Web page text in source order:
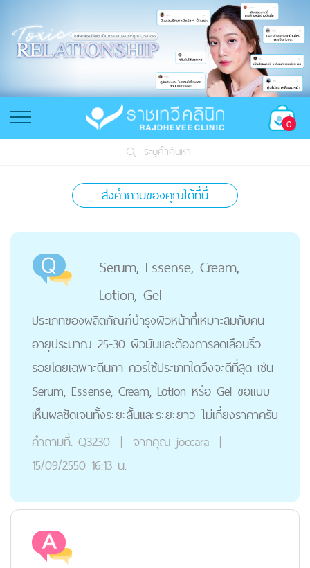
0
ระบุคำค้นหา
ส่งคำถามของคุณได้ที่นี่
Serum, Essense, Cream,
Lotion, Gel
ประเภทของผลิตภัณฑ์บำรุงผิวหน้าที่เหมาะสมกับคน
อายุประมาณ 25-30 ผิวมันและต้องการลดเลือนริ้ว
รอยโดยเฉพาะตีนกา ควรใช้ประเภทใดจึงจะดีที่สุด เช่น
Serum, Essense, Cream, Lotion หรือ Gel ขอแบบ
เห็นผลชัดเจนทั้งระยะสั้นและระยะยาว ไม่เกี่ยงราคาครับ
คำถามที่: Q3230 | จากคุณ joccara |
15/09/2550 16:13 น.